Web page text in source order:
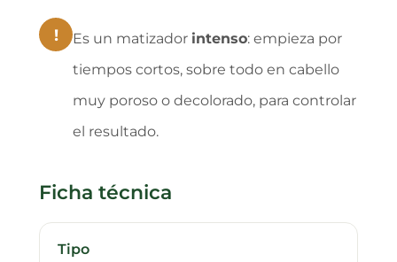
! Es un matizador intenso: empieza por
tiempos cortos, sobre todo en cabello
muy poroso o decolorado, para controlar
el resultado.
Ficha técnica
Tipo